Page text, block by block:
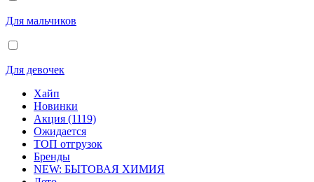
Для мальчиков
Для девочек
Хайп
Новинки
Акция (1119)
Ожидается
ТОП отгрузок
Бренды
NEW: БЫТОВАЯ ХИМИЯ